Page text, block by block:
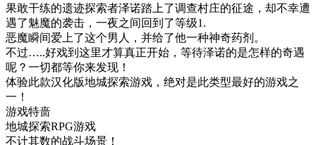
果敢干练的遗迹探索者泽诺踏上了调查村庄的征途，却不幸遭
遇了魅魔的袭击，一夜之间回到了等级1.
恶魔瞬间爱上了这个男人，并给了他一种神奇药剂。
不过…..好戏到这里才算真正开始，等待泽诺的是怎样的奇遇
呢？一切都等你来发现！
体验此款汉化版地城探索游戏，绝对是此类型最好的游戏之
一！
游戏特啬
地城探索RPG游戏
不计其数的战斗场景！